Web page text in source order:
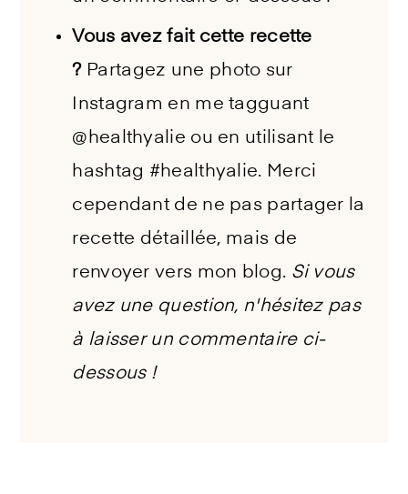
Vous avez fait cette recette
? Partagez une photo sur
Instagram en me tagguant
@healthyalie ou en utilisant le
hashtag #healthyalie. Merci
cependant de ne pas partager la
recette détaillée, mais de
renvoyer vers mon blog. Si vous
avez une question, n'hésitez pas
à laisser un commentaire ci-
dessous !